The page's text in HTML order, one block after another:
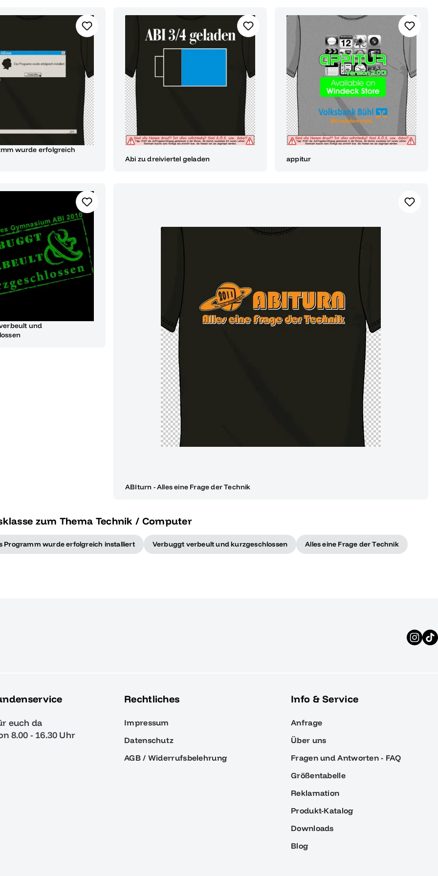
wurde erfolgreich
Abi zu dreiviertel geladen
appitur
und
ABIturn - Alles eine Frage der Technik
zum Thema Technik / Computer
Programm wurde erfolgreich installiert Verbuggt verbeult und kurzgeschlossen Alles eine Frage der Technik
euch da
8.00 - 16.30 Uhr
Rechtliches
Impressum
Datenschutz
AGB / Widerrufsbelehrung
Info & Service
Anfrage
Über uns
Fragen und Antworten - FAQ
Größentabelle
Reklamation
Produkt-Katalog
Downloads
Blog